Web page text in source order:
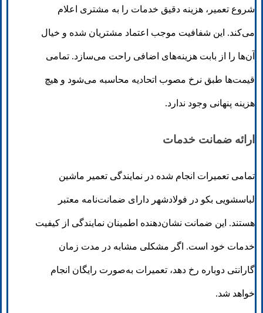
شروع تعمیر، هزینه دقیق خدمات را به مشتری اعلام
می‌کند. این شفافیت موجب اعتماد مشتریان شده و خیال
آن‌ها را از بابت هزینه‌های اضافی راحت می‌سازد. تمامی
قیمت‌ها طبق نرخ مصوب اتحادیه محاسبه می‌شود و هیچ
هزینه پنهانی وجود ندارد.
ارائه ضمانت خدمات
تمامی تعمیرات انجام شده در نمایندگی تعمیر ماشین
لباسشویی بکو در فولادشهر دارای ضمانت‌نامه معتبر
هستند. این ضمانت نشان‌دهنده اطمینان نمایندگی از کیفیت
خدمات خود است. اگر مشکلی مشابه در مدت زمان
گارانتی دوباره رخ دهد، تعمیرات به‌صورت رایگان انجام
خواهد شد.